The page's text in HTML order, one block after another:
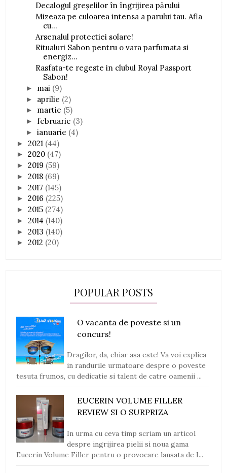
Decalogul greșelilor în îngrijirea părului
Mizeaza pe culoarea intensa a parului tau. Afla
cu...
Arsenalul protectiei solare!
Ritualuri Sabon pentru o vara parfumata si
energiz...
Rasfata-te regeste in clubul Royal Passport
Sabon!
► mai (9)
► aprilie (2)
► martie (5)
►februarie (3)
►ianuarie (4)
►2021 (44)
►2020 (47)
►2019 (59)
►2018 (69)
►2017 (145)
►2016 (225)
►2015 (274)
►2014 (140)
►2013 (140)
►2012 (20)
POPULAR POSTS
O vacanta de poveste si un
concurs!
Dragilor, da, chiar asa este! Va voi explica
in randurile urmatoare despre o poveste
tesuta frumos, cu dedicatie si talent de catre oamenii ...
EUCERIN VOLUME FILLER
REVIEW SI O SURPRIZA
In urma cu ceva timp scriam un articol
despre ingrijirea pielii si noua gama
Eucerin Volume Filler pentru o provocare lansata de I...